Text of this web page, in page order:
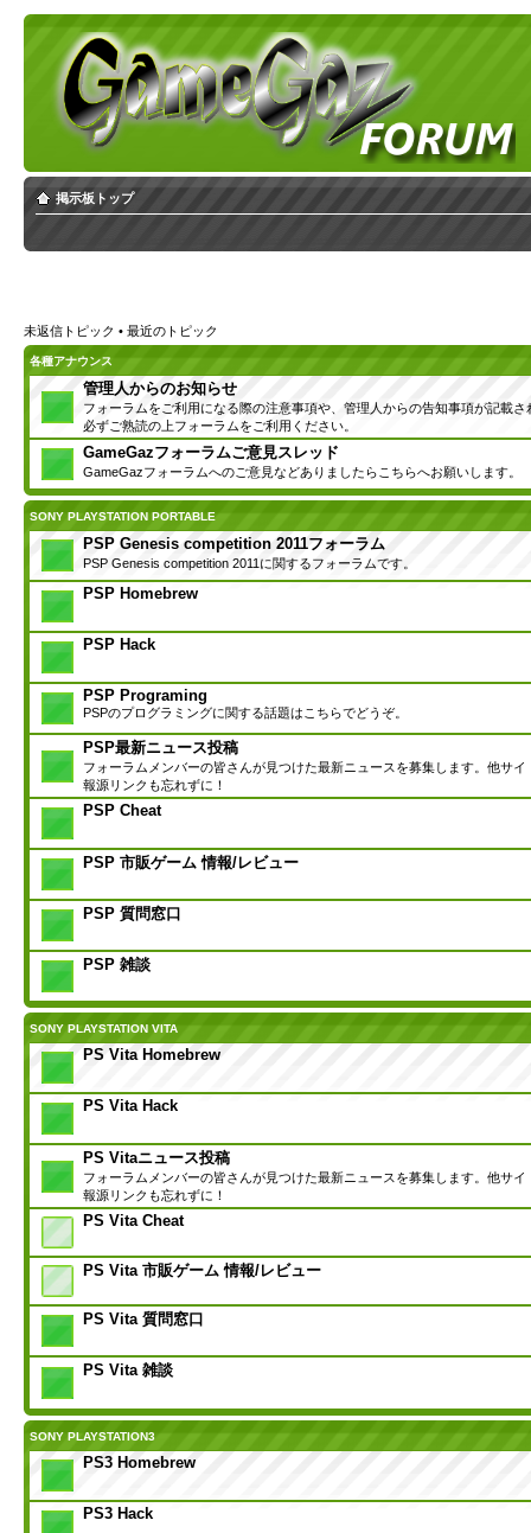
掲示板トップ
未返信トピック • 最近のトピック
各種アナウンス
管理人からのお知らせ
フォーラムをご利用になる際の注意事項や、管理人からの告知事項が記載さ
必ずご熟読の上フォーラムをご利用ください。
GameGazフォーラムご意見スレッド
GameGazフォーラムへのご意見などありましたらこちらへお願いします。
SONY PLAYSTATION PORTABLE
PSP Genesis competition 2011フォーラム
PSP Genesis competition 2011に関するフォーラムです。
PSP Homebrew
PSP Hack
PSP Programing
PSPのプログラミングに関する話題はこちらでどうぞ。
PSP最新ニュース投稿
フォーラムメンバーの皆さんが見つけた最新ニュースを募集します。他サイ
報源リンクも忘れずに！
PSP Cheat
PSP 市販ゲーム 情報/レビュー
PSP 質問窓口
PSP 雑談
SONY PLAYSTATION VITA
PS Vita Homebrew
PS Vita Hack
PS Vitaニュース投稿
フォーラムメンバーの皆さんが見つけた最新ニュースを募集します。他サイ
報源リンクも忘れずに！
PS Vita Cheat
PS Vita 市販ゲーム 情報/レビュー
PS Vita 質問窓口
PS Vita 雑談
SONY PLAYSTATION3
PS3 Homebrew
PS3 Hack